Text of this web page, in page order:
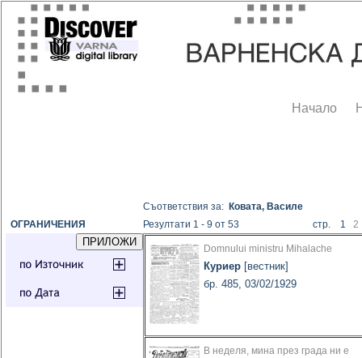
Начало
ОГРАНИЧЕНИЯ
Съответствия за: Ковата, Василе
Резултати 1 - 9 от 53
стр. 12
Domnului ministru Mihalache
Куриер [вестник]
бр. 485, 03/02/1929
В неделя, мина през града ни е